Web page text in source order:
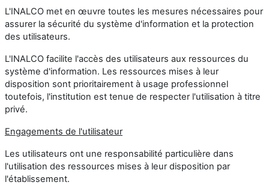
L'INALCO met en œuvre toutes les mesures nécessaires pour
assurer la sécurité du système d'information et la protection
des utilisateurs.
L'INALCO facilite l'accès des utilisateurs aux ressources du
système d'information. Les ressources mises à leur
disposition sont prioritairement à usage professionnel
toutefois, l'institution est tenue de respecter l'utilisation à titre
privé.
Engagements de l'utilisateur
Les utilisateurs ont une responsabilité particulière dans
l'utilisation des ressources mises à leur disposition par
l'établissement.